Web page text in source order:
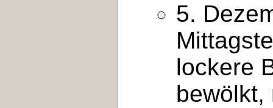
5.
lockere
bewölkt,